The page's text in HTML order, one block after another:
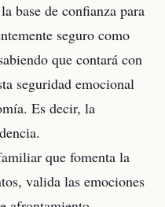
base de confianza para
seguro como
que contará con
seguridad emocional
Es decir, la
que fomenta la
valida las emociones